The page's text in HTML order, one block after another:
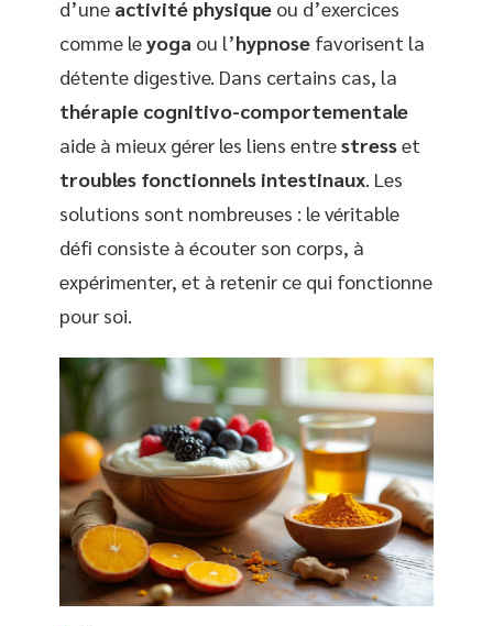
d’une activité physique ou d’exercices
comme leyoga ou l’hypnose favorisent la
détente digestive. Dans certains cas, la
thérapie cognitivo-comportementale
aide à mieux gérer les liens entrestresset
troubles fonctionnels intestinaux. Les
solutions sont nombreuses : le véritable
défi consiste à écouter son corps, à
expérimenter, et à retenir ce qui fonctionne
pour soi.